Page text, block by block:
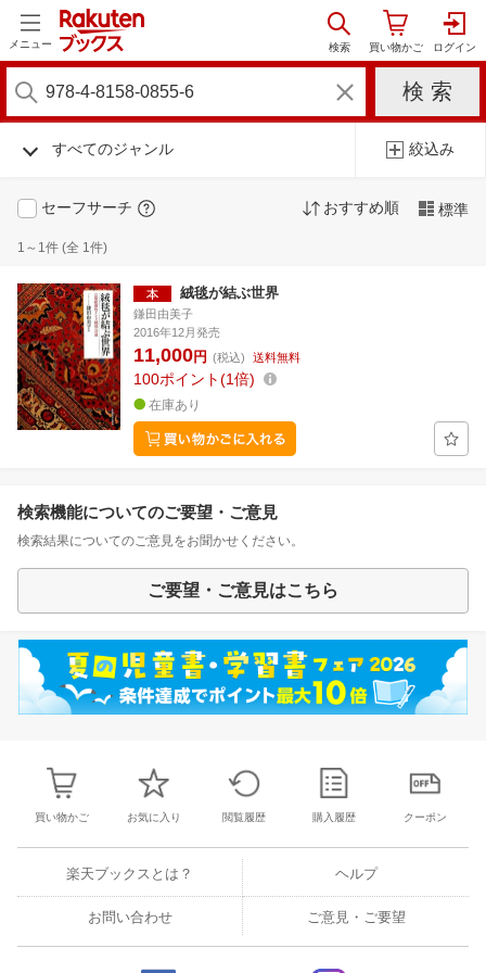
メニュー
すべてのジャンル 絞込み
セーフサーチ おすすめ順 標準
1～1件 (全 1件)
絨毯が結ぶ世界
鎌田由美子
2016年12月発売
11,000円 (税込) 送料無料
100ポイント 1倍
在庫あり
検索機能についてのご要望・ご意見
検索結果についてのご意見をお聞かせください。
ご要望・ご意見はこちら
買い物かご お気に入り 閲覧履歴 購入履歴 クーポン
楽天ブックスとは？ ヘルプ
お問い合わせ ご意見・ご要望